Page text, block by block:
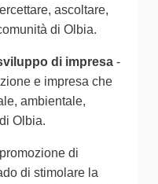
ascoltare,
di Olbia.
di impresa -
e impresa che
ambientale,
Olbia.
di
di stimolare la